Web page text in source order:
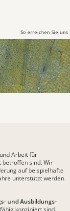
So erreichen Sie uns
Arbeit für
betroffen sind. Wir
auf beispielhafte
unterstützt werden.
und Ausbildungs-
konzipiert sind.